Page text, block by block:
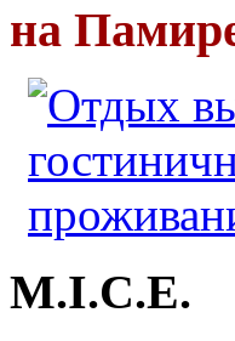
на
M.I.C.E.